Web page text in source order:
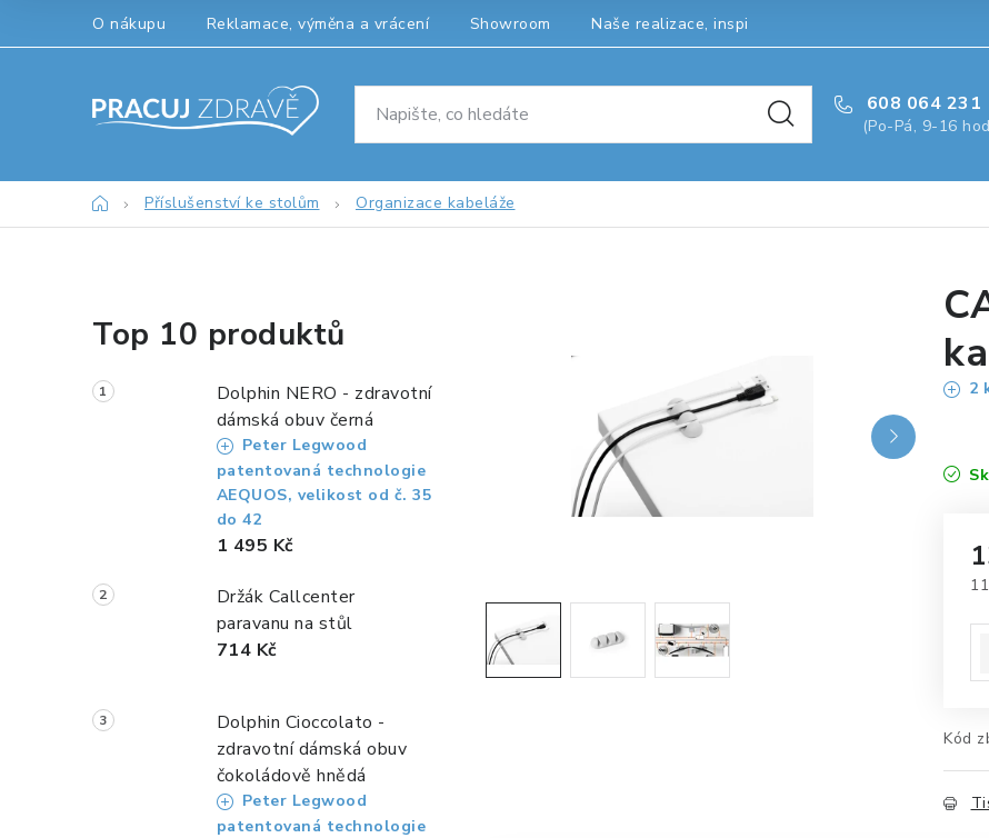
O nákupu Reklamace, výměna a vrácení Showroom Naše realizace, inspirace a návody
608 064 231
(Po-Pá, 9-16
DomůPříslušenství ke stolům Organizace kabeláže
o
s
n
a
Top 10 produktů
Dolphin NERO - zdravotní
dámská obuv černá
Peter Legwood
patentovaná technologie
AEQUOS, velikost od č. 35
do 42
1 495 Kč
Držák Callcenter
paravanu na stůl
714 Kč
Dolphin Cioccolato -
zdravotní dámská obuv
čokoládově hnědá
Peter Legwood
patentovaná technologie
2
Kód